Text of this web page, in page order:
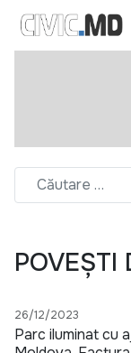
POVEȘTI
26/12/2023
Parc iluminat cu